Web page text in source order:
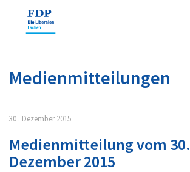
Medienmitteilungen
30 . Dezember 2015
Medienmitteilung vom 30.
Dezember 2015
Cookie-Einstellungen